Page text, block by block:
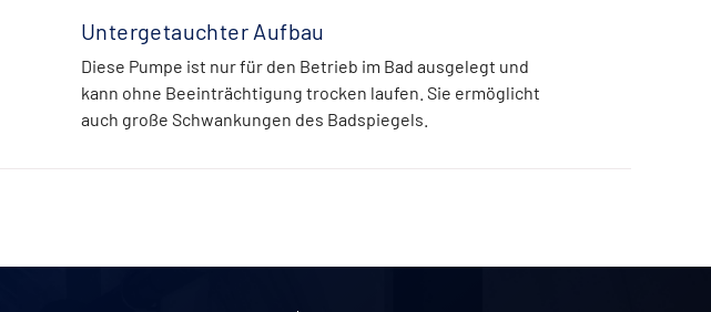
Untergetauchter Aufbau
Diese Pumpe ist nur für den Betrieb im Bad ausgelegt und
kann ohne Beeinträchtigung trocken laufen. Sie ermöglicht
auch große Schwankungen des Badspiegels.